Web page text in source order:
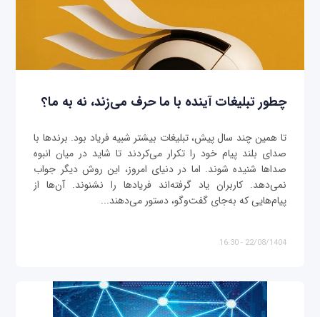
چطور تبلیغات آینده با ما حرف می‌زند، نه به ما؟
تا همین چند سال پیش، تبلیغات بیشتر شبیه فریاد بود. برندها با
صدای بلند پیام خود را تکرار می‌کردند تا شاید در میان انبوه
صداها شنیده شوند. اما در دنیای امروز، این روش دیگر جواب
نمی‌دهد. کاربران یاد گرفته‌اند فریادها را نشنوند. آن‌ها از
پیام‌هایی که به‌جای گفت‌وگو، دستور می‌دهند...
22/08/1404 - 16:30